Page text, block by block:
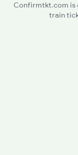
BJR - Barrajpur
Confirmtkt.com is
train